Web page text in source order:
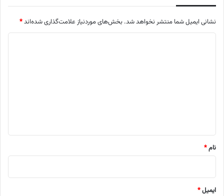
نشانی ایمیل شما منتشر نخواهد شد. بخش‌های موردنیاز علامت‌گذاری شده‌اند*
نام*
ایمیل*